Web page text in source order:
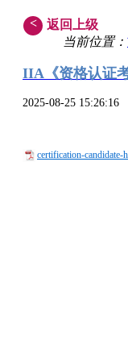
<
返回上级
当前位置：
IIA《资格认证
2025-08-25 15:26:16
certification-candidate-